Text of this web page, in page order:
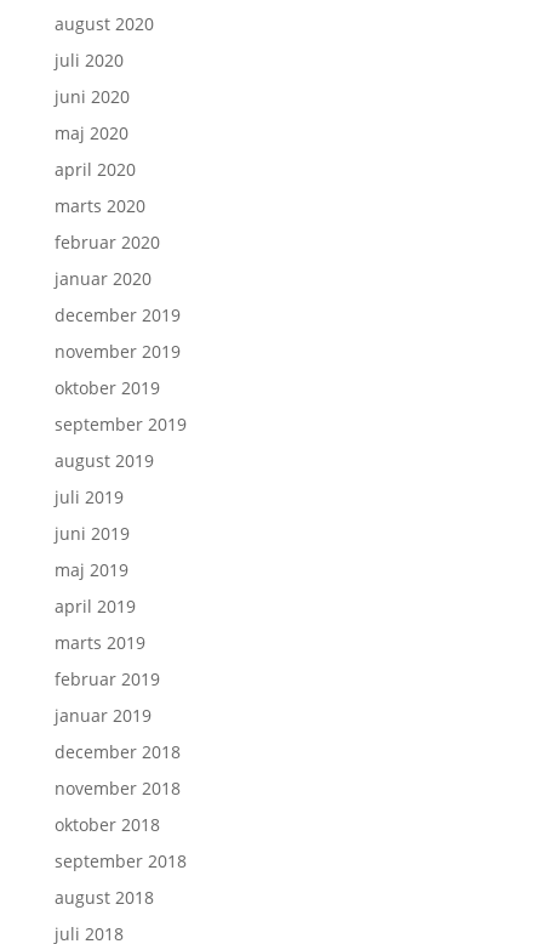
august 2020
juli 2020
juni 2020
maj 2020
april 2020
marts 2020
februar 2020
januar 2020
december 2019
november 2019
oktober 2019
september 2019
august 2019
juli 2019
juni 2019
maj 2019
april 2019
marts 2019
februar 2019
januar 2019
december 2018
november 2018
oktober 2018
september 2018
august 2018
juli 2018